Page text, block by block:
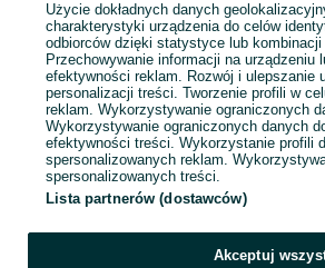
Użycie dokładnych danych
charakterystyki urządzenia do celów
odbiorców dzięki statystyce lub kombinacji
Przechowywanie informacji na urządzeniu
efektywności reklam. Rozwój i ulepszanie
personalizacji treści. Tworzenie profili w
reklam. Wykorzystywanie ograniczonych
Wykorzystywanie ograniczonych danych
efektywności treści. Wykorzystanie profili
spersonalizowanych reklam.
spersonalizowanych treści.
Lista partnerów (dostawców)
Akceptuj